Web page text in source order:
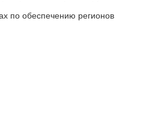
по обеспечению регионов